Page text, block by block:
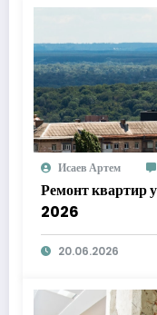
Исаев Артем
Ремонт квартир
2026
20.06.2026